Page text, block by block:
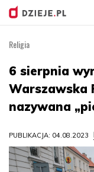
Religia
6 sierpnia
Warszawska
nazywana
PUBLIKACJA: 04.08.2023